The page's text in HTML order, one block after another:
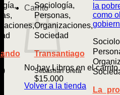
Carrito
No hay Libros en el carrito.
Volver a la tienda
Sociología,
Personas,
Organizaciones,
Sociedad
Transantiago
Sebastian Ureta
$15.000
La